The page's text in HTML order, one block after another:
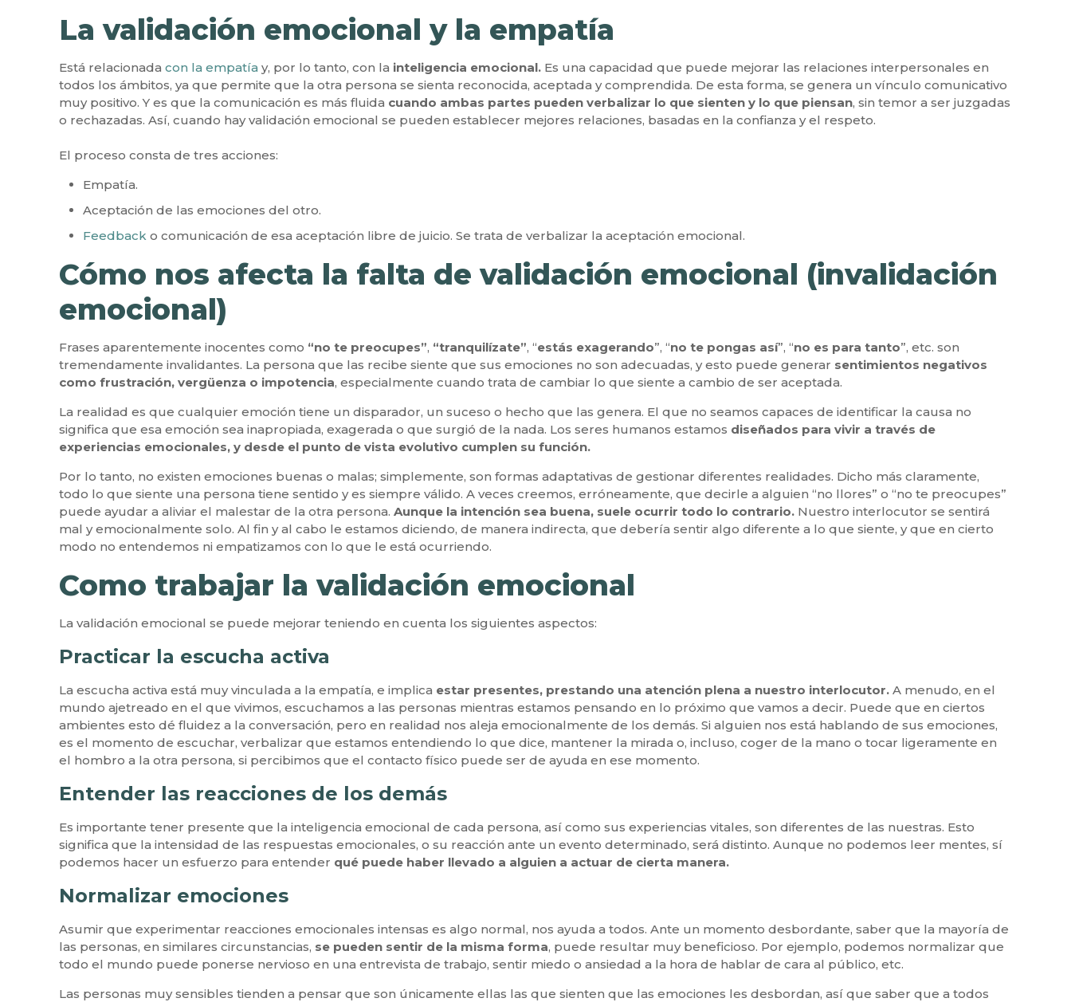
La validación emocional y la empatía
Está relacionadacon la empatía y, por lo tanto, con la inteligencia emocional. Es una capacidad que puede mejorar las relaciones interpersonales en
todos los ámbitos, ya que permite que la otra persona se sienta reconocida, aceptada y comprendida. De esta forma, se genera un vínculo comunicativo
muy positivo. Y es que la comunicación es más fluida cuando ambas partes pueden verbalizar lo que sienten y lo que piensan, sin temor a ser juzgadas
o rechazadas. Así, cuando hay validación emocional se pueden establecer mejores relaciones, basadas en la confianza y el respeto.
El proceso consta de tres acciones:
Empatía.
Aceptación de las emociones del otro.
Feedback o comunicación de esa aceptación libre de juicio. Se trata de verbalizar la aceptación emocional.
Cómo nos afecta la falta de validación emocional (invalidación
emocional)
Frases aparentemente inocentes como “no te preocupes”, “tranquilízate”, “estás exagerando”, “no te pongas así”, “no es para tanto”, etc. son
tremendamente invalidantes. La persona que las recibe siente que sus emociones no son adecuadas, y esto puede generar sentimientos negativos
como frustración, vergüenza o impotencia, especialmente cuando trata de cambiar lo que siente a cambio de ser aceptada.
La realidad es que cualquier emoción tiene un disparador, un suceso o hecho que las genera. El que no seamos capaces de identificar la causa no
significa que esa emoción sea inapropiada, exagerada o que surgió de la nada. Los seres humanos estamos diseñados para vivir a través de
experiencias emocionales, y desde el punto de vista evolutivo cumplen su función.
Por lo tanto, no existen emociones buenas o malas; simplemente, son formas adaptativas de gestionar diferentes realidades. Dicho más claramente,
todo lo que siente una persona tiene sentido y es siempre válido. A veces creemos, erróneamente, que decirle a alguien “no llores” o “no te preocupes”
puede ayudar a aliviar el malestar de la otra persona. Aunque la intención sea buena, suele ocurrir todo lo contrario. Nuestro interlocutor se sentirá
mal y emocionalmente solo. Al fin y al cabo le estamos diciendo, de manera indirecta, que debería sentir algo diferente a lo que siente, y que en cierto
modo no entendemos ni empatizamos con lo que le está ocurriendo.
Como trabajar la validación emocional
La validación emocional se puede mejorar teniendo en cuenta los siguientes aspectos:
Practicar la escucha activa
La escucha activa está muy vinculada a la empatía, e implica estar presentes, prestando una atención plena a nuestro interlocutor. A menudo, en el
mundo ajetreado en el que vivimos, escuchamos a las personas mientras estamos pensando en lo próximo que vamos a decir. Puede que en ciertos
ambientes esto dé fluidez a la conversación, pero en realidad nos aleja emocionalmente de los demás. Si alguien nos está hablando de sus emociones,
es el momento de escuchar, verbalizar que estamos entendiendo lo que dice, mantener la mirada o, incluso, coger de la mano o tocar ligeramente en
el hombro a la otra persona, si percibimos que el contacto físico puede ser de ayuda en ese momento.
Entender las reacciones de los demás
Es importante tener presente que la inteligencia emocional de cada persona, así como sus experiencias vitales, son diferentes de las nuestras. Esto
significa que la intensidad de las respuestas emocionales, o su reacción ante un evento determinado, será distinto. Aunque no podemos leer mentes, sí
podemos hacer un esfuerzo para entender qué puede haber llevado a alguien a actuar de cierta manera.
Normalizar emociones
Asumir que experimentar reacciones emocionales intensas es algo normal, nos ayuda a todos. Ante un momento desbordante, saber que la mayoría de
las personas, en similares circunstancias, se pueden sentir de la misma forma, puede resultar muy beneficioso. Por ejemplo, podemos normalizar que
todo el mundo puede ponerse nervioso en una entrevista de trabajo, sentir miedo o ansiedad a la hora de hablar de cara al público, etc.
Las personas muy sensibles tienden a pensar que son únicamente ellas las que sienten que las emociones les desbordan, así que saber que a todos